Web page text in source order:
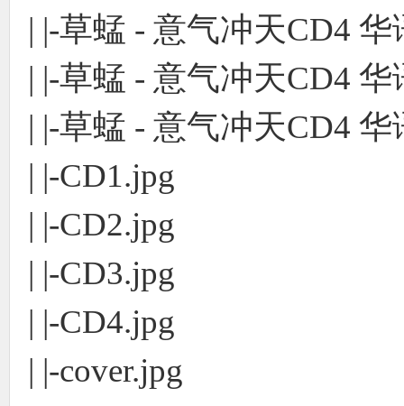
| |-草蜢 - 意气冲天CD4
| |-草蜢 - 意气冲天CD4 华
| |-草蜢 - 意气冲天CD4
| |-CD1.jpg
| |-CD2.jpg
| |-CD3.jpg
| |-CD4.jpg
| |-cover.jpg